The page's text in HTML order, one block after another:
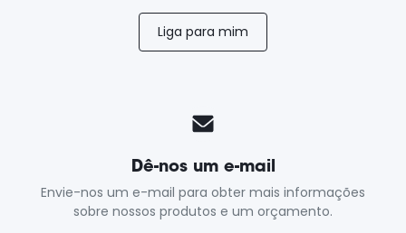
Liga para mim
Dê-nos um e-mail
Envie-nos um e-mail para obter mais informações
sobre nossos produtos e um orçamento.